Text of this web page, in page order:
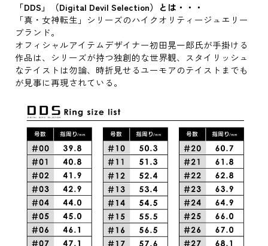
「DDS」（Digital Devil Selection）とは・・・
「真・女神転生」シリーズのハイクオリティージュエリー
ブランド。
オフィシャルアイテムデザイナー初田晃一郎氏が手掛ける
作品は、シリーズが持つ独創的な世界観、スタイリッシュ
なテイストは勿論、時折見せるユーモアのテイストまでも
が見事に再現されている。